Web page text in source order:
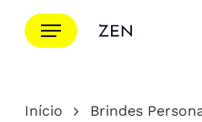
para
principal
Menu
Cotação
Início Brindes